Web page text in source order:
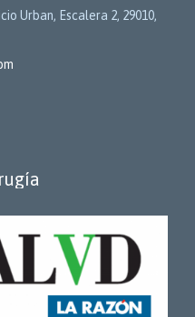
Urban, Escalera 2, 29010,